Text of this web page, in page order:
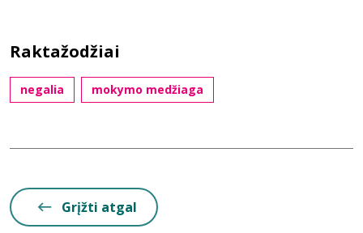
Raktažodžiai
negalia mokymo medžiaga
Grįžti atgal